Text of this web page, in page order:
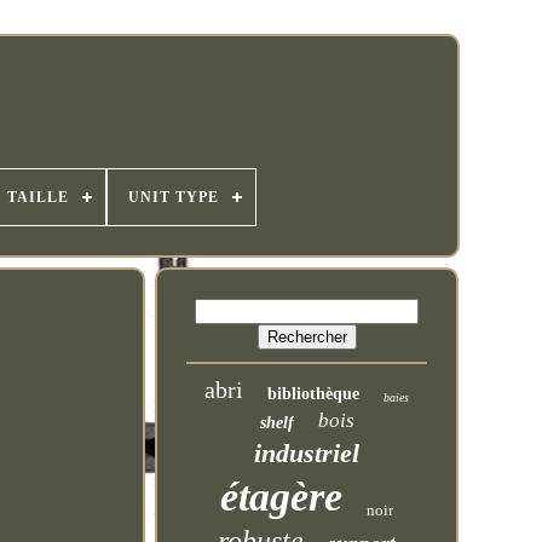
TAILLE UNIT TYPE
abri bibliothèque baies
shelf bois
industriel
étagère noir